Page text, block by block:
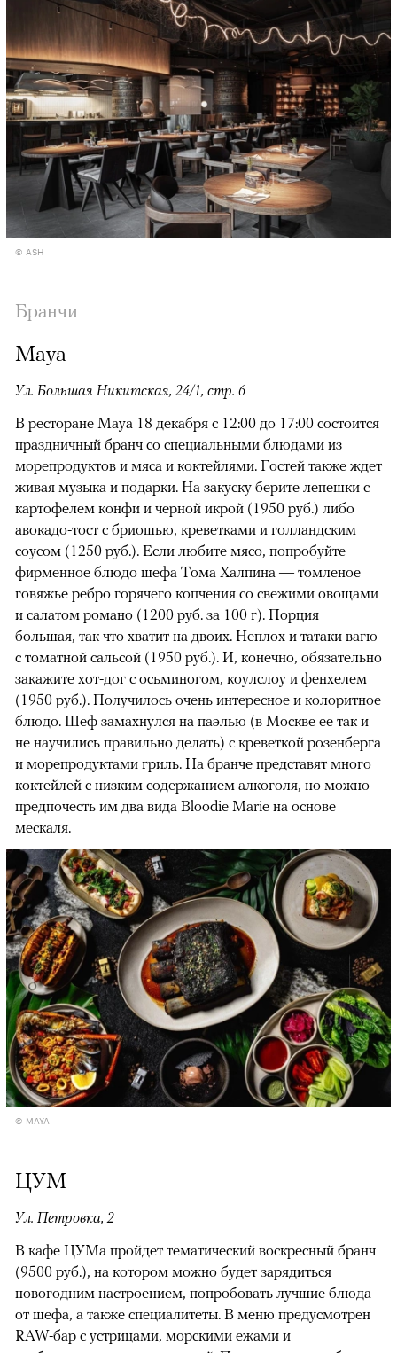
© ASH
Бранчи
Maya
Ул. Большая Никитская, 24/1, стр. 6
В ресторане Maya 18 декабря с 12:00 до 17:00 состоится
праздничный бранч со специальными блюдами из
морепродуктов и мяса и коктейлями. Гостей также ждет
живая музыка и подарки. На закуску берите лепешки с
картофелем конфи и черной икрой (1950 руб.) либо
авокадо-тост с бриошью, креветками и голландским
соусом (1250 руб.). Если любите мясо, попробуйте
фирменное блюдо шефа Тома Халпина — томленое
говяжье ребро горячего копчения со свежими овощами
и салатом романо (1200 руб. за 100 г). Порция
большая, так что хватит на двоих. Неплох и татаки вагю
с томатной сальсой (1950 руб.). И, конечно, обязательно
закажите хот-дог с осьминогом, коулслоу и фенхелем
(1950 руб.). Получилось очень интересное и колоритное
блюдо. Шеф замахнулся на паэлью (в Москве ее так и
не научились правильно делать) с креветкой розенберга
и морепродуктами гриль. На бранче представят много
коктейлей с низким содержанием алкоголя, но можно
предпочесть им два вида Bloodie Marie на основе
мескаля.
© MAYA
ЦУМ
Ул. Петровка, 2
В кафе ЦУМа пройдет тематический воскресный бранч
(9500 руб.), на котором можно будет зарядиться
новогодним настроением, попробовать лучшие блюда
от шефа, а также специалитеты. В меню предусмотрен
RAW-бар с устрицами, морскими ежами и